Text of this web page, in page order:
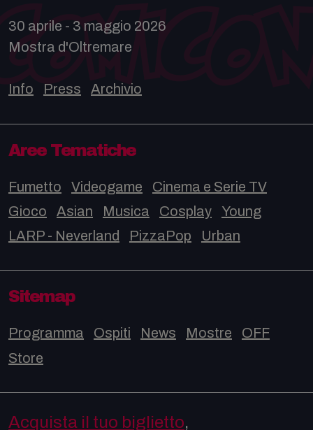
30 aprile - 3 maggio 2026
Mostra d'Oltremare
Info Press Archivio
Aree Tematiche
Fumetto Videogame
Cinema e Serie TV
Gioco
Asian Musica Cosplay
Young
LARP - Neverland
PizzaPop Urban
Sitemap
Programma Ospiti News Mostre
OFF
Store
Acquista il tuo biglietto,